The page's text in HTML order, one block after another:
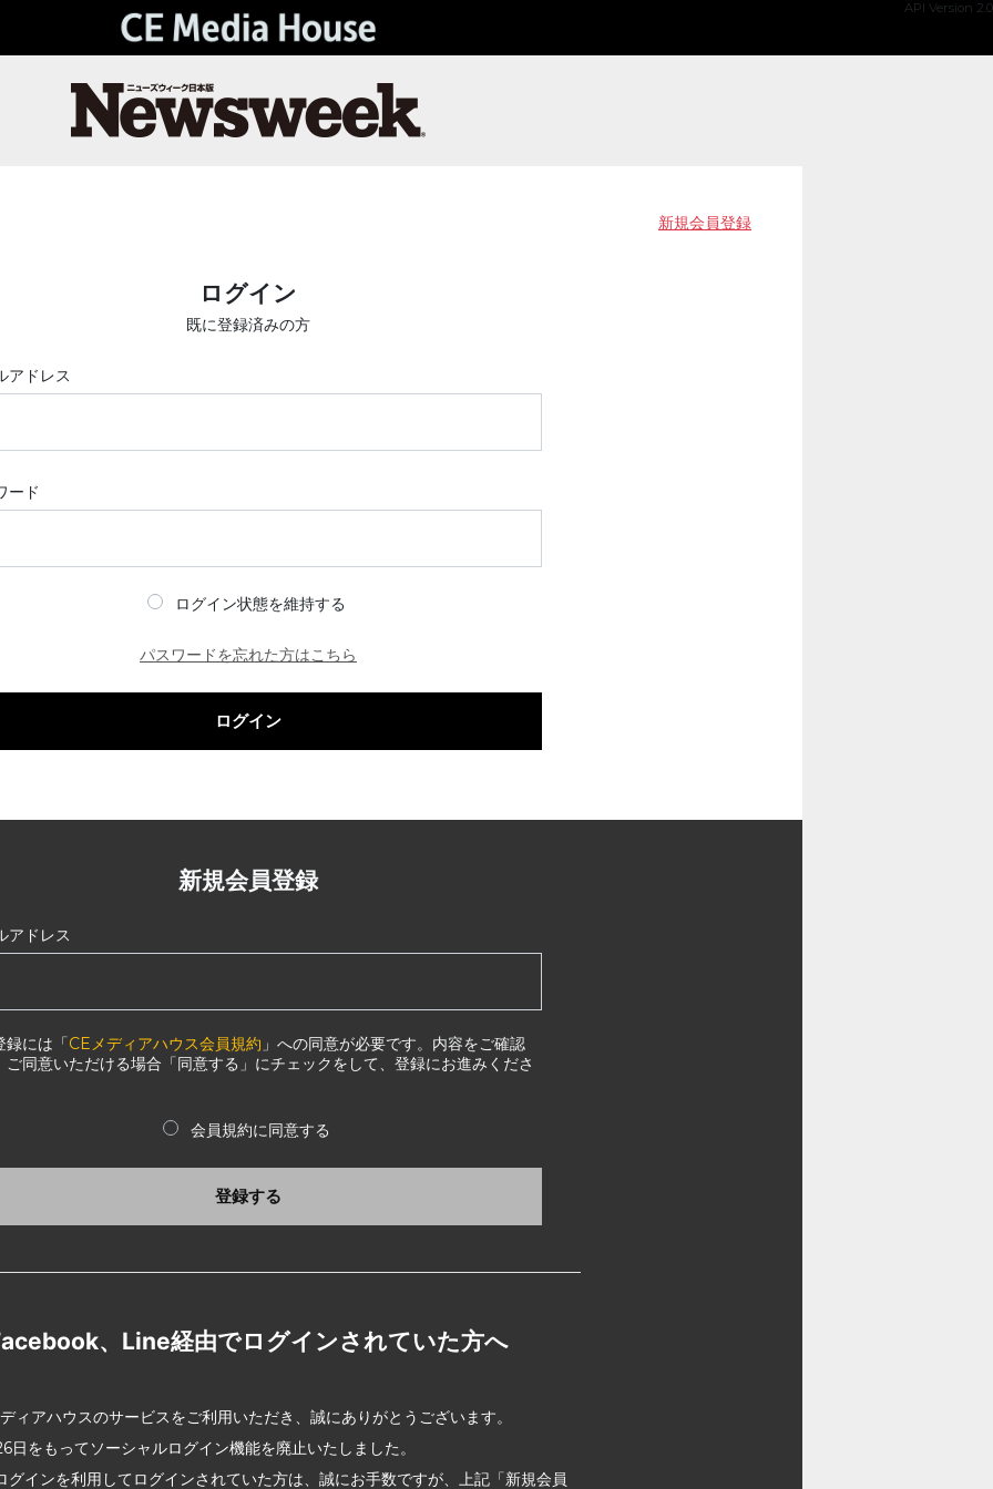
API Version 2.0
新規会員登録
ログイン
既に登録済みの方
アドレス
ード
ログイン状態を維持する
パスワードを忘れた方はこちら
ログイン
新規会員登録
アドレス
録には「CEメディアハウス会員規約 」への同意が必要です。内容をご確認
ご同意いただける場合「同意する」にチェックをして、登録にお進みくださ
会員規約に同意する
登録する
、Line経由でログインされていた方へ
ィアハウスのサービスをご利用いただき、誠にありがとうございます。
日をもってソーシャルログイン機能を廃止いたしました。
グインを利用してログインされていた方は、誠にお手数ですが、上記「新規会員